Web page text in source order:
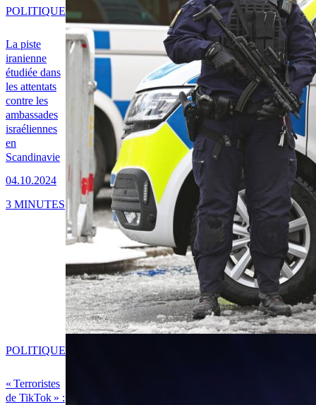
La piste
iranienne
étudiée dans
les attentats
contre les
ambassades
israéliennes
en
Scandinavie
04.10.2024
POLITIQUE
3 MINUTES
« Terroristes
de TikTok » :
POLITIQUE